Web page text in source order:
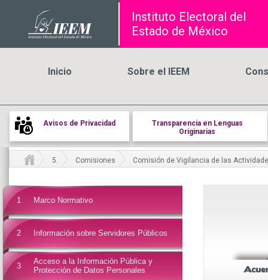
Instituto Electoral del
Estado de México
Inicio Sobre el IEEM
Avisos de Privacidad
Transparencia en Lenguas
Originarias
5. Comisiones Comisión de Vigilancia de las
1 Marco Normativo
2 Información sobre Servidores Públicos
3
Acceso a la Información Pública y
Protección de Datos Personales